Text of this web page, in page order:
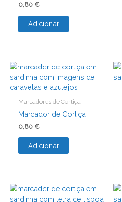
0,80 €
Adicionar
Marcadores de Cortiça
Marcador de Cortiça
0,80 €
Adicionar